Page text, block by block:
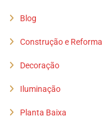
Blog
Construção e Reforma
Decoração
Iluminação
Planta Baixa